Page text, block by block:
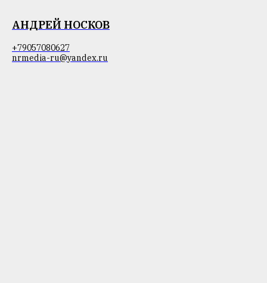
АНДРЕЙ НОСКОВ
+79057080627
nrmedia-ru@yandex.ru